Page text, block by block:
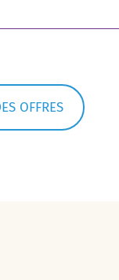
OFFRES